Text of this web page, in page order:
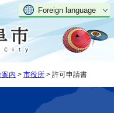
Foreign language
案内 > 市役所 > 許可申請書